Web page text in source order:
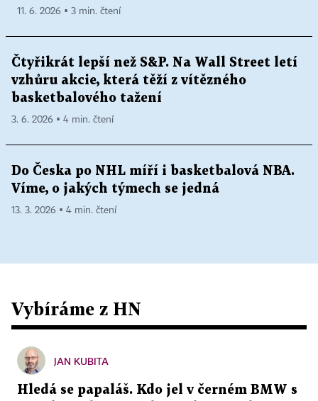
11. 6. 2026 ▪ 3 min. čtení
Čtyřikrát lepší než S&P. Na Wall Street letí
vzhůru akcie, která těží z vítězného
basketbalového tažení
3. 6. 2026 ▪ 4 min. čtení
Do Česka po NHL míří i basketbalová NBA.
Víme, o jakých týmech se jedná
13. 3. 2026 ▪ 4 min. čtení
Vybíráme z HN
JAN KUBITA
Hledá se papaláš. Kdo jel v černém BMW s